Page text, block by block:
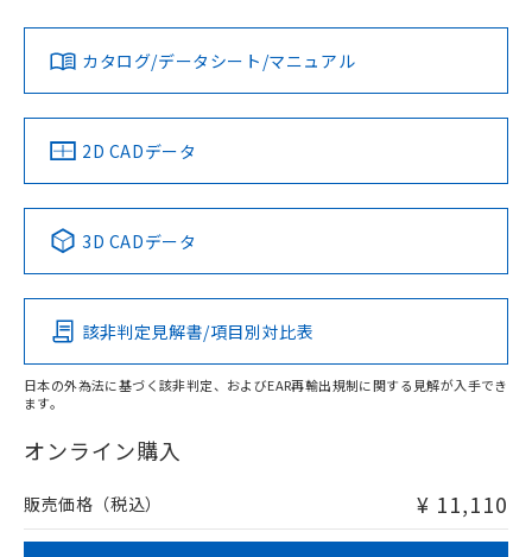
上、n: 45mm以上
検出領域
ダウンロードデータをご利用いただく前に、以下を必ずお読
みください。
ソフトウェアの使用条件
対応済み
中国 RoHS 注意事項・凡例
Pb Hg Cd Cr(VI)
O
在庫等で未対応品が混在する可能性があります。
問い合わせください。
LR型式承認
（イギリス
船舶規格）
DNV型式承認
（ノルウェー
BV型式承認
（フランス
KR型式
（韓国
No No No No
この製品の規格認証/適合状況ページへ
その他の認証はこちらのページからご検索ください
カタログ/データシート/マニュアル
2D CADデータ
3D CADデータ
該非判定見解書/項目別対比表
日本の外為法に基づく該非判定、およびEAR再輸出規制に関する見解が入手でき
ます。
オンライン購入
販売価格（税込） ¥ 11,110